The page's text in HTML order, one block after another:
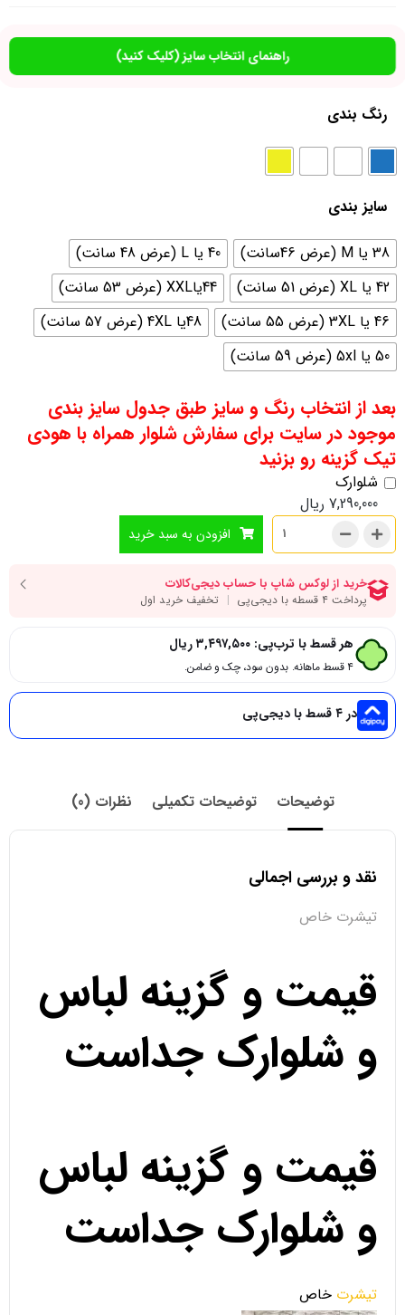
راهنمای انتخاب سایز (کلیک کنید)
رنگ بندی
سایز بندی
38 یا M (عرض 46سانت)
40 یا L (عرض 48 سانت)
42 یا XL (عرض 51 سانت)
44یاXXL (عرض 53 سانت)
46 یا 3XL (عرض 55 سانت)
48یا 4XL (عرض 57 سانت)
50 یا 5xl (عرض 59 سانت)
بعد از انتخاب رنگ و سایز طبق جدول سایز بندی
موجود در سایت برای سفارش شلوار همراه با هودی
تیک گزینه رو بزنید
شلوارک
7,290,000 ریال
افزودن به سبد خرید
هر قسط با ترب‌پی: ۳,۴۹۷,۵۰۰ریال
۴ قسط ماهانه. بدون سود، چک و ضامن.
در ۴ قسط با دیجی‌پی
توضیحات توضیحات تکمیلی نظرات (0)
نقد و بررسی اجمالی
تیشرت خاص
قیمت و گزینه لباس
و شلوارک جداست
قیمت و گزینه لباس
و شلوارک جداست
تیشرت خاص